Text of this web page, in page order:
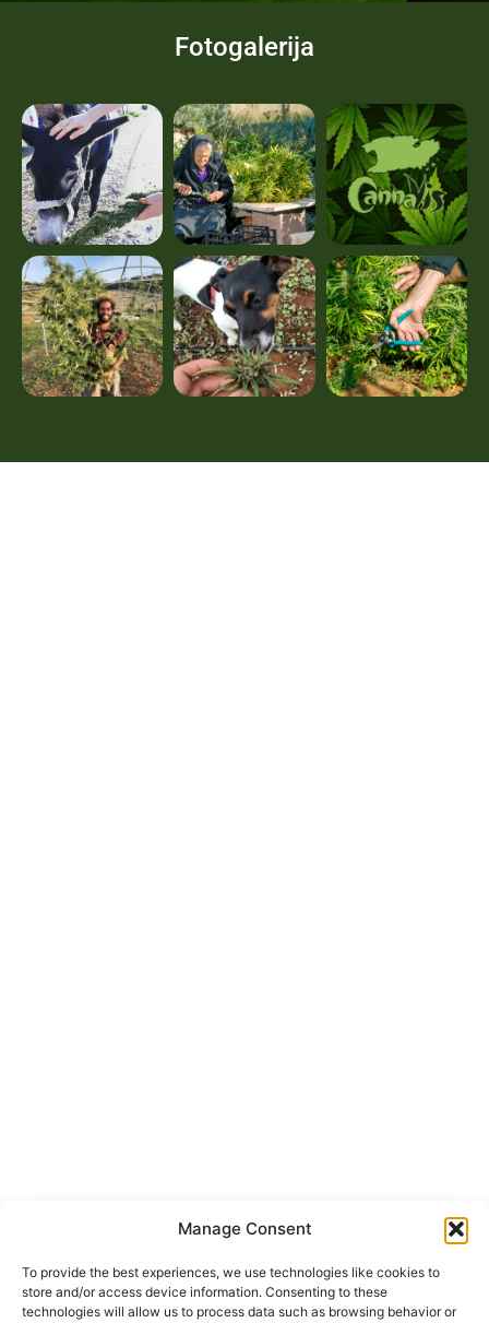
Manage Consent
To provide the best experiences, we use technologies like cookies to
store and/or access device information. Consenting to these
technologies will allow us to process data such as browsing behavior or
Fotogalerija